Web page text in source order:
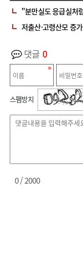
"분만실도 응급실처
저출산·고령산모 증
댓글 0
스팸방지
0/ 2000